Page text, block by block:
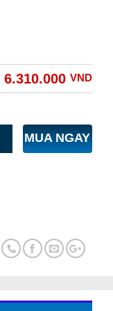
6.310.000 VND
MUA NGAY